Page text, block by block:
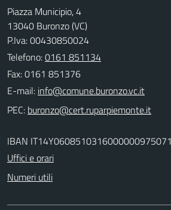
Piazza Municipio, 4
13040 Buronzo (VC)
P.Iva: 00430850024
Telefono:0161 851134
Fax: 0161 851376
E-mail:
PEC:
IBAN IT14Y0608510316000000975071
Uffici e orari
Numeri utili